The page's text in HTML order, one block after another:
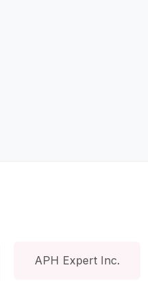
APH Expert Inc.